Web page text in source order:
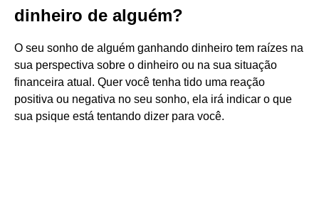
dinheiro de alguém?
O seu sonho de alguém ganhando dinheiro tem raízes na
sua perspectiva sobre o dinheiro ou na sua situação
financeira atual. Quer você tenha tido uma reação
positiva ou negativa no seu sonho, ela irá indicar o que
sua psique está tentando dizer para você.